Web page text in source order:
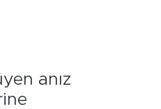
anız